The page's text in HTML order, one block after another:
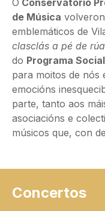
O Conservatorio
de Música
emblemáticos de
clasclás a pé de rúa
do Programa
para moitos de nós
emocións
parte, tanto aos
asociacións e
músicos que, con
Concertos